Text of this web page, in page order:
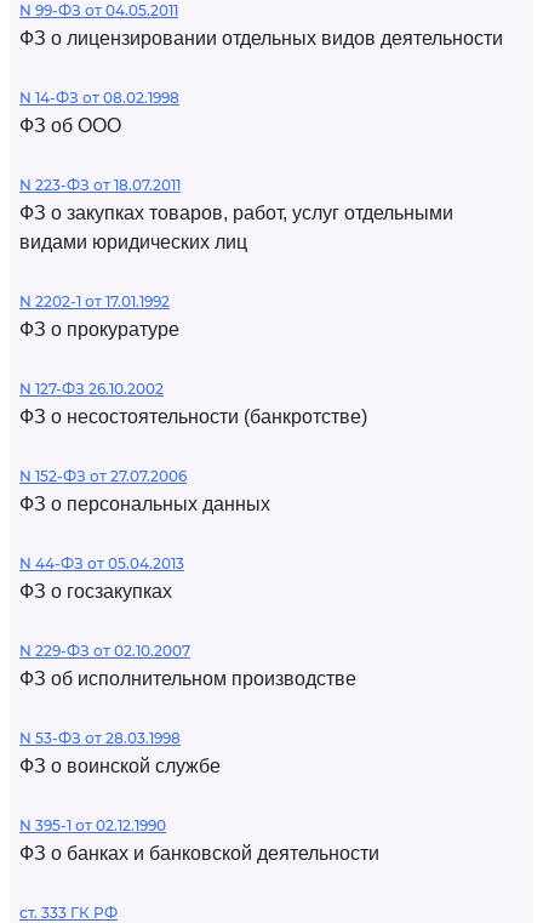
N 99-ФЗ от 04.05.2011
ФЗ о лицензировании отдельных видов деятельности
N 14-ФЗ от 08.02.1998
ФЗ об ООО
N 223-ФЗ от 18.07.2011
ФЗ о закупках товаров, работ, услуг отдельными
видами юридических лиц
N 2202-1 от 17.01.1992
ФЗ о прокуратуре
N 127-ФЗ 26.10.2002
ФЗ о несостоятельности (банкротстве)
N 152-ФЗ от 27.07.2006
ФЗ о персональных данных
N 44-ФЗ от 05.04.2013
ФЗ о госзакупках
N 229-ФЗ от 02.10.2007
ФЗ об исполнительном производстве
N 53-ФЗ от 28.03.1998
ФЗ о воинской службе
N 395-1 от 02.12.1990
ФЗ о банках и банковской деятельности
ст. 333 ГК РФ